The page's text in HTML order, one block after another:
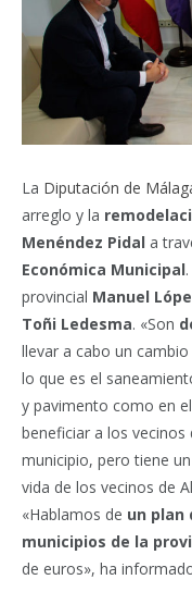
La Diputación de
arreglo y la
Menéndez Pidal a
Económica Municipal
provincial Manuel
Toñi Ledesma. «Son
llevar a cabo un
lo que es el
y pavimento como en
beneficiar a los
municipio, pero tiene
vida de los vecinos de
«Hablamos de un plan
municipios de la
de euros», ha